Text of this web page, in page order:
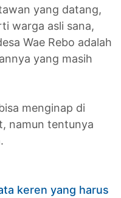
yang datang,
warga asli sana,
Wae Rebo adalah
yang masih
menginap di
namun tentunya
keren yang harus